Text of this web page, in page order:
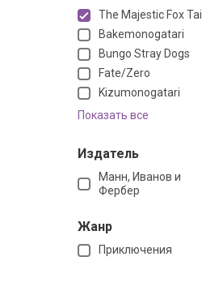
The Majestic Fox Tail
Bakemonogatari
Bungo Stray Dogs
Fate/Zero
Kizumonogatari
Показать все
Издатель
Манн, Иванов и
Фербер
Жанр
Приключения